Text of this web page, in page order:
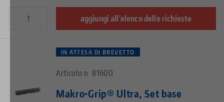
aggiungi all'elenco delle richieste
IN ATTESA DI BREVETTO
Articolo n. 81600
Makro•Grip® Ultra, Set base